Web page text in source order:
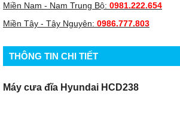
Miền Nam - Nam Trung Bộ: 0981.222.654
Miền Tây - Tây Nguyên: 0986.777.803
THÔNG TIN CHI TIẾT
Máy cưa đĩa Hyundai HCD238